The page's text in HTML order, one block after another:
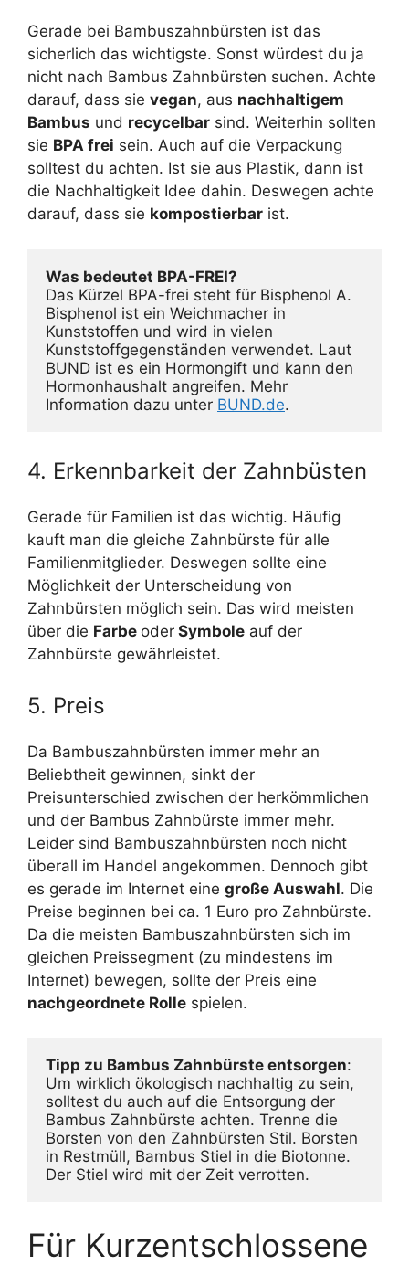
Gerade bei Bambuszahnbürsten ist das
sicherlich das wichtigste. Sonst würdest du ja
nicht nach Bambus Zahnbürsten suchen. Achte
darauf, dass sie vegan, aus nachhaltigem
Bambus und recycelbar sind. Weiterhin sollten
sie BPA frei sein. Auch auf die Verpackung
solltest du achten. Ist sie aus Plastik, dann ist
die Nachhaltigkeit Idee dahin. Deswegen achte
darauf, dass sie kompostierbar ist.
Was bedeutet BPA-FREI?
Das Kürzel BPA-frei steht für Bisphenol A.
Bisphenol ist ein Weichmacher in
Kunststoffen und wird in vielen
Kunststoffgegenständen verwendet. Laut
BUND ist es ein Hormongift und kann den
Hormonhaushalt angreifen. Mehr
Information dazu unter BUND.de.
4. Erkennbarkeit der Zahnbüsten
Gerade für Familien ist das wichtig. Häufig
kauft man die gleiche Zahnbürste für alle
Familienmitglieder. Deswegen sollte eine
Möglichkeit der Unterscheidung von
Zahnbürsten möglich sein. Das wird meisten
über die Farbe oder Symbole auf der
Zahnbürste gewährleistet.
5. Preis
Da Bambuszahnbürsten immer mehr an
Beliebtheit gewinnen, sinkt der
Preisunterschied zwischen der herkömmlichen
und der Bambus Zahnbürste immer mehr.
Leider sind Bambuszahnbürsten noch nicht
überall im Handel angekommen. Dennoch gibt
es gerade im Internet eine große Auswahl. Die
Preise beginnen bei ca. 1 Euro pro Zahnbürste.
Da die meisten Bambuszahnbürsten sich im
gleichen Preissegment (zu mindestens im
Internet) bewegen, sollte der Preis eine
nachgeordnete Rolle spielen.
Tipp zu Bambus Zahnbürste entsorgen:
Um wirklich ökologisch nachhaltig zu sein,
solltest du auch auf die Entsorgung der
Bambus Zahnbürste achten. Trenne die
Borsten von den Zahnbürsten Stil. Borsten
in Restmüll, Bambus Stiel in die Biotonne.
Der Stiel wird mit der Zeit verrotten.
Für Kurzentschlossene